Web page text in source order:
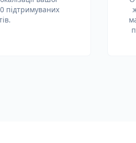
підтримуваних